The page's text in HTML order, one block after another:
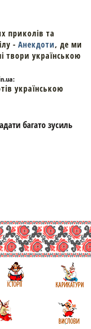
приколів та
- Анекдоти, де ми
твори українською
українською
багато зусиль